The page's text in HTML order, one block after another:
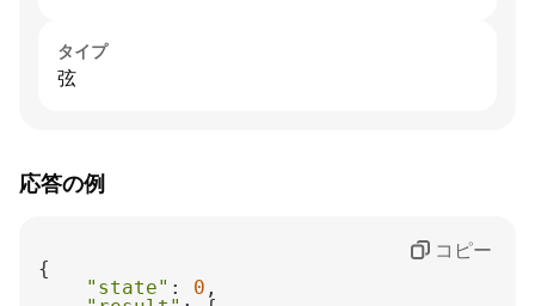
タイプ
弦
応答の例
"state" : 0
コピー